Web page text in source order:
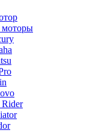
Rider